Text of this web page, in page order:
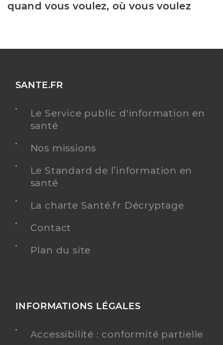
quand vous voulez, où vous voulez
SANTE.FR
Le Service public d'information en
santé
Nos missions
Le Standard de l’information en
santé
La charte Santé.fr Décryptage
Contact
Plan du site
INFORMATIONS LÉGALES
Accessibilité : conformité partielle